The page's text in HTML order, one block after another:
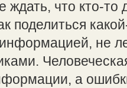
ждать, что кто-то
поделиться
не
а